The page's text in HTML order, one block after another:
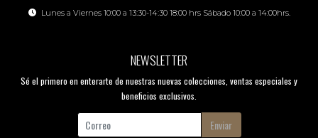
Lunes a Viernes 10:00 a 13:30-14:30 18:00 hrs Sábado 10:00 a 14:00hrs.
NEWSLETTER
Sé el primero en enterarte de nuestras nuevas colecciones, ventas especiales y
beneficios exclusivos.
Enviar